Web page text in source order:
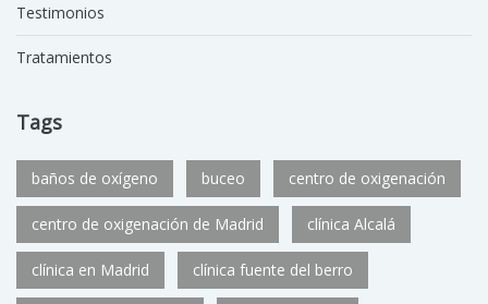
Testimonios
Tratamientos
Tags
baños de oxígeno buceo centro de oxigenación
centro de oxigenación de Madrid clínica Alcalá
clínica en Madrid clínica fuente del berro